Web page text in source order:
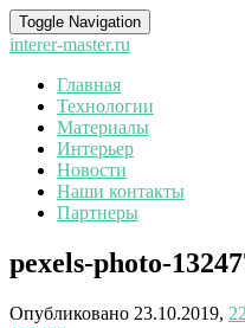
Toggle Navigation
interer-master.ru
Главная
Технологии
Материалы
Интерьер
Новости
Наши контакты
Партнеры
pexels-photo-
Опубликовано 23.10.2019,